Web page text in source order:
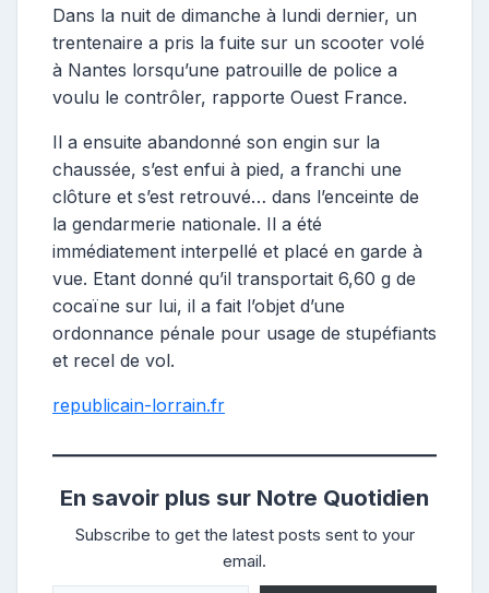
Dans la nuit de dimanche à lundi dernier, un
trentenaire a pris la fuite sur un scooter volé
à Nantes lorsqu’une patrouille de police a
voulu le contrôler, rapporte Ouest France.
Il a ensuite abandonné son engin sur la
chaussée, s’est enfui à pied, a franchi une
clôture et s’est retrouvé… dans l’enceinte de
la gendarmerie nationale. Il a été
immédiatement interpellé et placé en garde à
vue. Etant donné qu’il transportait 6,60 g de
cocaïne sur lui, il a fait l’objet d’une
ordonnance pénale pour usage de stupéfiants
et recel de vol.
republicain-lorrain.fr
En savoir plus sur Notre Quotidien
Subscribe to get the latest posts sent to your
email.
Saisissez votre adresse e-mail…